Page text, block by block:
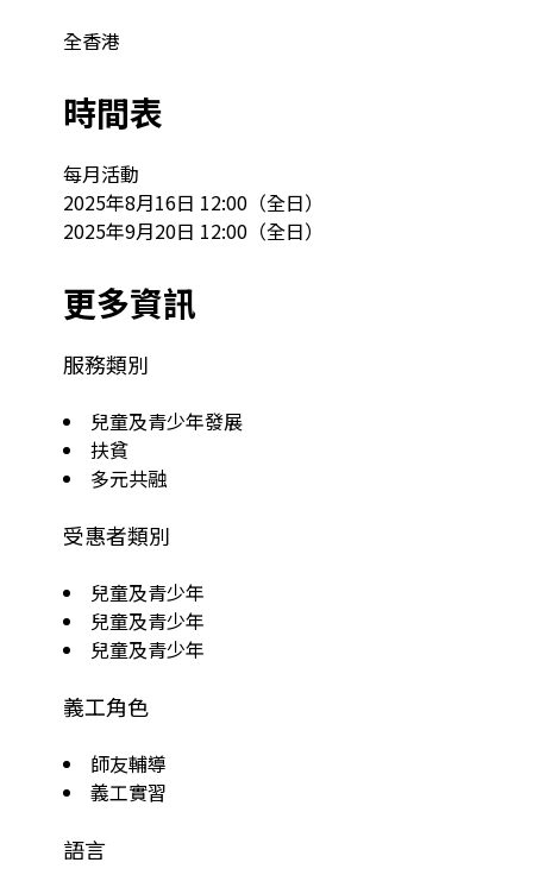
全香港
時間表
每月活動
2025年8月16日 12:00（全日）
2025年9月20日 12:00（全日）
更多資訊
服務類別
兒童及青少年發展
扶貧
多元共融
受惠者類別
兒童及青少年
兒童及青少年
兒童及青少年
義工角色
師友輔導
義工實習
語言